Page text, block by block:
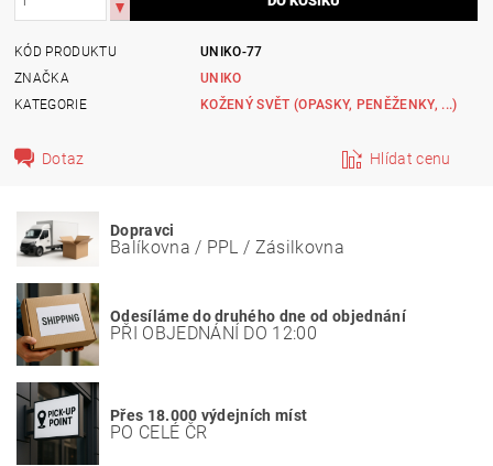
KÓD PRODUKTU
UNIKO-77
ZNAČKA
UNIKO
KATEGORIE
KOŽENÝ SVĚT (OPASKY, PENĚŽENKY, ...)
Dotaz Hlídat cenu
Dopravci
Balíkovna / PPL / Zásilkovna
Odesíláme do druhého dne od objednání
PŘI OBJEDNÁNÍ DO 12:00
Přes 18.000 výdejních míst
PO CELÉ ČR